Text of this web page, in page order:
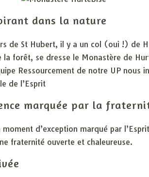
dans la nature
de St Hubert, il y a un col (oui !) de
la forêt, se dresse le Monastère de
Ressourcement de notre UP nous
de l’Esprit
marquée par la
moment d’exception marqué par
fraternité ouverte et chaleureuse.